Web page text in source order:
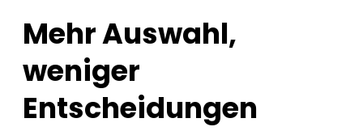
Mehr Auswahl,
weniger
Entscheidungen